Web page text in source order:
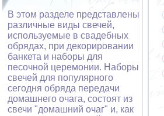
В этом разделе представлены
различные виды свечей,
используемые в свадебных
обрядах, при декорировании
банкета и наборы для
песочной церемонии. Наборы
свечей для популярного
сегодня обряда передачи
домашнего очага, состоят из
свечи "домашний очаг" и, как